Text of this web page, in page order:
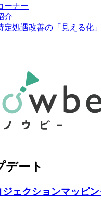
ーナー
介
定処遇改善の「見える化
デート
ジェクションマッピ